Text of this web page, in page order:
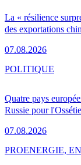
La « résilience
des exportations
07.08.2026
Quatre pays
Russie pour
07.08.2026
POLITIQUE
PROENERGIE,